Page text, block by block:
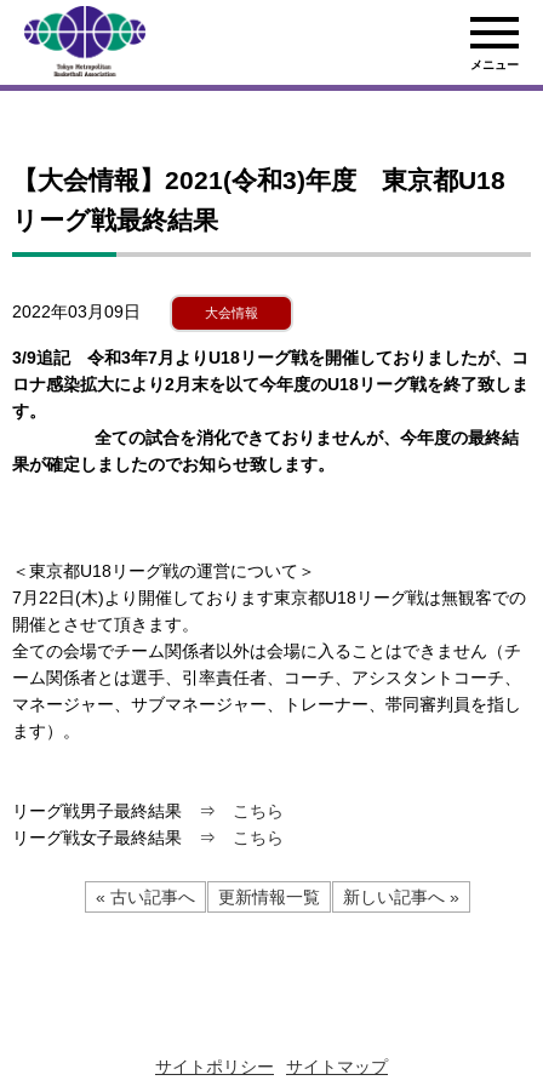
メニュー
【大会情報】2021(令和3)年度 東京都U18
リーグ戦最終結果
2022年03月09日 大会情報
3/9追記 令和3年7月よりU18リーグ戦を開催しておりましたが、
コ
ロナ感染拡大により2月末を以て今年度のU18リーグ戦を終了致しま
す。
全ての試合を消化できておりませんが、今年度の最終結
果が確定しましたのでお知らせ致します。
＜東京都U18リーグ戦の運営について＞
7月22日(木)より開催しております東京都U18リーグ戦は無観客での
開催とさせて頂きます。
全ての会場でチーム関係者以外は会場に入ることはできません（チ
ーム関係者とは選手、引率責任者、コーチ、アシスタントコーチ、
マネージャー、サブマネージャー、トレーナー、帯同審判員を指し
ます）。
リーグ戦男子最終結果 ⇒
こちら
リーグ戦女子最終結果 ⇒
こちら
« 古い記事へ 更新情報一覧 新しい記事へ »
サイトポリシー サイトマップ